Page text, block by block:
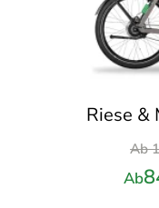
Riese &
Ab
Ab